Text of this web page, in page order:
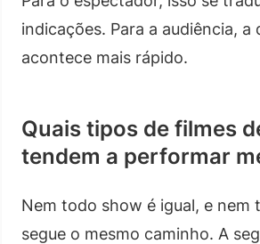
indicações. Para a audiência, a
acontece mais rápido.
Quais tipos de filmes
tendem a performar
Nem todo show é igual, e nem
segue o mesmo caminho. A